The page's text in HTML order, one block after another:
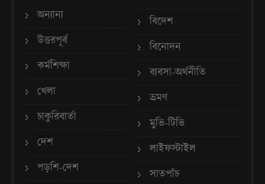
অন্যান্য
উত্তরপূর্ব
কর্মশিক্ষা
খেলা
চাকুরিবার্তা
দেশ
পড়শি-দেশ
বিদেশ
বিনোদন
ব্যবসা-অর্থনীতি
ভ্রমণ
মুভি-টিভি
লাইফস্টাইল
সাতপাঁচ